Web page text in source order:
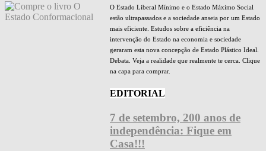
O Estado Liberal Mínimo e o Estado Máximo Social
estão ultrapassados e a sociedade anseia por um Estado
mais eficiente. Estudos sobre a eficiência na
intervenção do Estado na economia e sociedade
geraram esta nova concepção de Estado Plástico Ideal.
Debata. Veja a realidade que realmente te cerca. Clique
na capa para comprar.
EDITORIAL
7 de setembro, 200 anos de
independência: Fique em
Casa!!!